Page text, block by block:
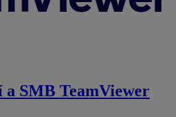
a SMB TeamViewer